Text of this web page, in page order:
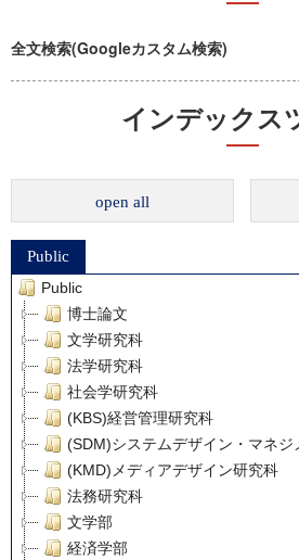
全文検索(Googleカスタム検索)
インデックス
open all
Public
Public
博士論文
文学研究科
法学研究科
社会学研究科
(KBS)経営管理研究科
(SDM)システムデザイン・マネジ
(KMD)メディアデザイン研究科
法務研究科
文学部
経済学部